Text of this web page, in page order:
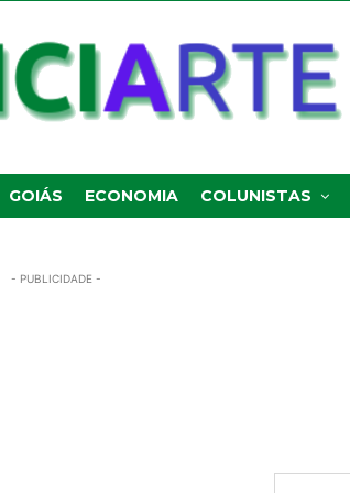
GOIÁS ECONOMIA COLUNISTAS
- PUBLICIDADE -